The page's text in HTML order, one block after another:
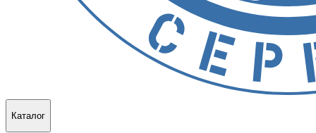
Каталог